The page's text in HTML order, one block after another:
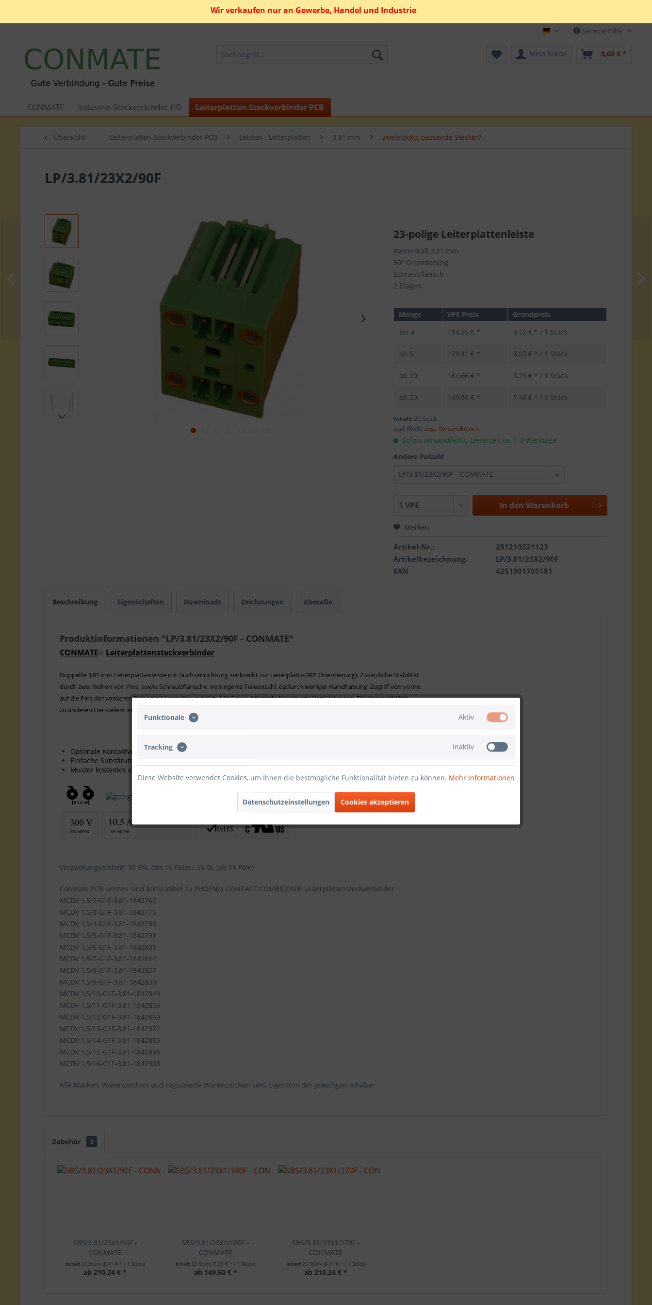
Wir verkaufen nur an Gewerbe, Handel und Industrie
Deutsch Service/Hilfe
Mein Konto 0,00 € *
CONMATE Industrie-Steckverbinder HD Leiterplatten-Steckverbinder PCB
Übersicht Leiterplatten-Steckverbinder PCB Leisten - Leiterplatten 3.81 mm zweistöckig passende Stecker?
LP/3.81/23X2/90F
23-polige Leiterplattenleiste
Rastermaß 3,81 mm
90° Orientierung
Schraubflansch
2 Etagen
Menge VPE Preis
Grundpreis
bis4 194,35 € * 9,72 € * / 1 Stück
ab 5 179,41 € * 8,97 € * / 1 Stück
ab 10 164,66 € * 8,23 € * / 1 Stück
ab 20 149,50 € * 7,48 € * / 1 Stück
Inhalt: 20 Stück
zzgl. MwSt.zzgl. Versandkosten
Sofort versandfertig, Lieferzeit ca. 1-3 Werktage
Andere Polzahl
In den Warenkorb
Merken
Artikel-Nr.:
201210321123
Artikelbezeichnung:
LP/3.81/23X2/90F
EAN
4251901705181
Beschreibung Eigenschaften Downloads Zeichnungen Abmaße
Produktinformationen "LP/3.81/23X2/90F - CONMATE"
CONMATE® Leiterplattensteckverbinder
Doppelte 3,81 mm Leiterplattenleiste mit Buchsenrichtung senkrecht zur Leiterplatte (90° Orientierung). Zusätzliche Stabilität
durch zwei Reihen von Pins, sowie Schraubflansche. Verringerte Teileanzahl, dadurch weniger Handhabung. Zugriff von vorne
auf die Pins der vorderen Reihe für Messmittel möglich. Mit Schraubflansch, für robuste Verbindungen. Die Kompatibilität
zu anderen Herstellern ermöglicht den schrittweisen Umstieg.
Optimale Kontaktverbindung, geringe Erwärmung
Einfache Substitution vorhandener Leisten
Muster kostenlos erhältlich
Verpackungseinheit: 50 Stk. (bis 10 Pole) / 25 St. (ab 11 Pole)
Conmate PCB Leisten sind kompatibel zu PHOENIX CONTACT COMBICON® Leiterplattensteckverbinder
MCDV 1,5/2-G1F-3,81-1842762
MCDV 1,5/3-G1F-3,81-1842775
MCDV 1,5/4-G1F-3,81-1842788
MCDV 1,5/5-G1F-3,81-1842791
MCDV 1,5/6-G1F-3,81-1842801
MCDV 1,5/7-G1F-3,81-1842814
MCDV 1,5/8-G1F-3,81-1842827
MCDV 1,5/9-G1F-3,81-1842830
MCDV 1,5/10-G1F-3,81-1842843
MCDV 1,5/11-G1F-3,81-1842856
MCDV 1,5/12-G1F-3,81-1842869
MCDV 1,5/13-G1F-3,81-1842872
MCDV 1,5/14-G1F-3,81-1842885
MCDV 1,5/15-G1F-3,81-1842898
MCDV 1,5/16-G1F-3,81-1842908
Alle Marken, Warenzeichen und registrierte Warenzeichen sind Eigentum der jeweiligen Inhaber
Zubehör 3
SBS/3.81/23X1/90F -
CONMATE
Inhalt 25 Stück (8,41 € * / 1 Stück)
ab 210,24 € *
SBS/3.81/23X1/180F -
CONMATE
Inhalt 25 Stück(5,98 € * / 1 Stück)
ab 149,50 € *
SBS/3.81/23X1/270F -
CONMATE
Inhalt 25 Stück (8,41 € * / 1 Stück)
ab 210,24 € *
Funktionale Aktiv
Tracking Inaktiv
Diese Website verwendet Cookies, um Ihnen die bestmögliche Funktionalität bieten zu können. Mehr Informationen
Datenschutzeinstellungen Cookies akzeptieren